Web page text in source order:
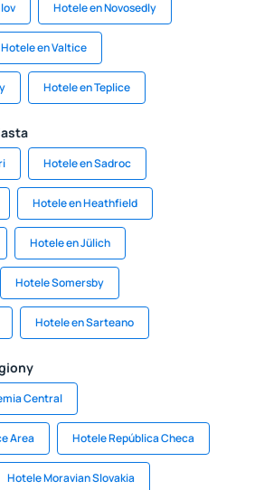
Hotele en Novosedly
Hotele en Valtice
Hotele en Teplice
Hotele en Sadroc
Hotele en Heathfield
Hotele en Jülich
Hotele Somersby
Hotele en Sarteano
Central
Area Hotele República Checa
Hotele Moravian Slovakia